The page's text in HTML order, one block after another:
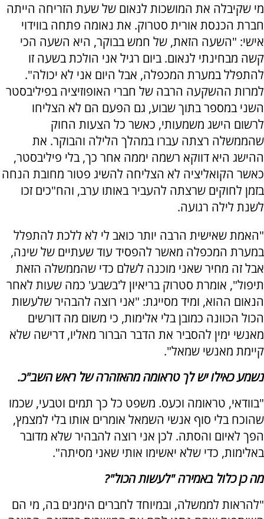
מי שקיבלה את המושכות לנאום של שעת הזריחה הייתה
חברת הכנסת אורית סטרוק. את נאומה פתחה בווידוי
אישי: "השעה הזאת, של חמש בבוקר, היא השעה הכי
קשה מבחינתי לנאום. ביום רגיל אני הולכת בשעה זו
להתפלל במערת המכפלה, אבל היום אני לא יכולה".
למרות ההשקעה הרבה של חברי האופוזיציה בפיליבסטר
השני במספר בתוך שבוע, גם הפעם הם לא הצליחו
לרשום הישג משמעותי, כאשר כל הצעות החוק
שהממשלה רצתה עברו במהלך הלילה והבוקר. את
ההישג היא דווקא רשמה יממה אחר כך, בלי פיליבסטר,
כאשר הקואליציה לא הצליחה להשיג פטור מחובת הנחה
בזמן לחוקים שרצתה להעביר באותו ערב, והח"כים זכו
לשנת לילה רגועה.
"האמת שאישית הרבה יותר כואב לי לא ללכת להתפלל
במערת המכפלה מאשר להפסיד עוד שעתיים של שינה,
אבל זה מחיר שאני מוכנה לשלם כדי שהממשלה הזאת
תיפול", אומרת סטרוק בריאיון ל'בשבע' כמה שעות לאחר
הנאום ההוא, ומיד מסייגת: "אני רוצה להבהיר שלעשות
הכול הכוונה כמובן בלי אלימות, כי משום מה דורשים
מאנשי ימין להסביר את הדבר הברור מאליו, דרישה שלא
קיימת מאנשי שמאל".
נשמע כאילו יש לך טראומה מהאזהרה של ראש השב"כ.
"בוודאי, טראומה וכעס. משפט כל כך תמים וטבעי, שכמו
שהוכח בלי סוף אנשי השמאל אומרים אותו בלי למצמץ,
הפך לאיום והסתה. לכן אני רוצה להבהיר שלא מדובר
באלימות, כדי שלא יאשימו אותי שאני מסיתה".
מה כן כלול באמירה "לעשות הכול"?
"להראות לממשלה, ובמיוחד לחברים הימנים בה, מי הם